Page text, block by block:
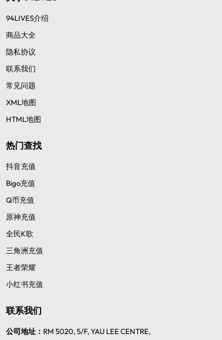
94LIVES介绍
商品大全
隐私协议
联系我们
常见问题
XML地图
HTML地图
热门查找
抖音充值
Bigo充值
Q币充值
原神充值
全民K歌
三角洲充值
王者荣耀
小红书充值
联系我们
公司地址： RM 5020, 5/F, YAU LEE CENTRE,